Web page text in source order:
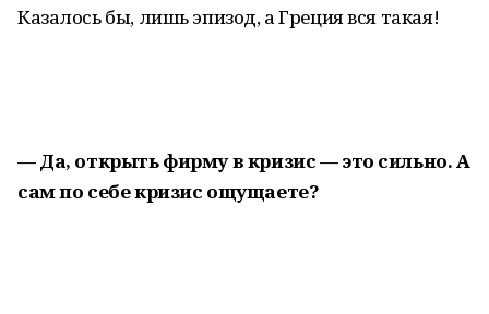
Казалось бы, лишь эпизод, а Греция вся такая!
— Да, открыть фирму в кризис — это сильно. А
сам по себе кризис ощущаете?